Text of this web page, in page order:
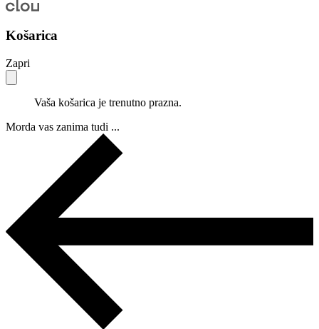
Košarica
Zapri
Vaša košarica je trenutno prazna.
Morda vas zanima tudi ...